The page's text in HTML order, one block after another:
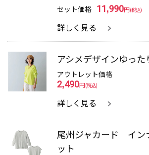
セット価格 11,990円(税込)
詳しく見る
アシメデザインゆっ
アウトレット価格
2,490円(税込)
詳しく見る
尾州ジャカード イン
ット